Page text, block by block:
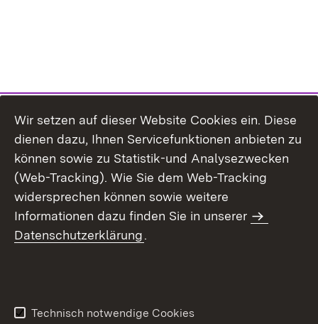
Wir setzen auf dieser Website Cookies ein. Diese
dienen dazu, Ihnen Servicefunktionen anbieten zu
können sowie zu Statistik-und Analysezwecken
(Web-Tracking). Wie Sie dem Web-Tracking
widersprechen können sowie weitere
Informationen dazu finden Sie in unserer
Datenschutzerklärung.
Technisch notwendige Cookies